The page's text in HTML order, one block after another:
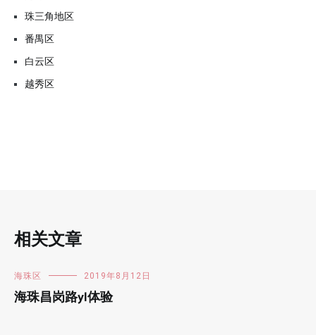
珠三角地区
番禺区
白云区
越秀区
相关文章
海珠区 2019年8月12日
海珠昌岗路yl体验